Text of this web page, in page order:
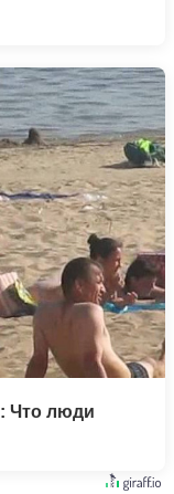
Что люди